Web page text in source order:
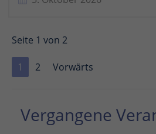
Seite 1 von 2
1 2 Vorwärts
Vergangene